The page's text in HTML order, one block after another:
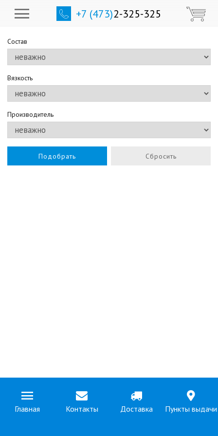
+7 (473)2-325-325
Состав
Вязкость
Производитель
Подобрать Сбросить
Главная Контакты Доставка Пункты выдачи